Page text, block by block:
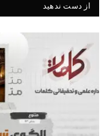
از دست ندهید